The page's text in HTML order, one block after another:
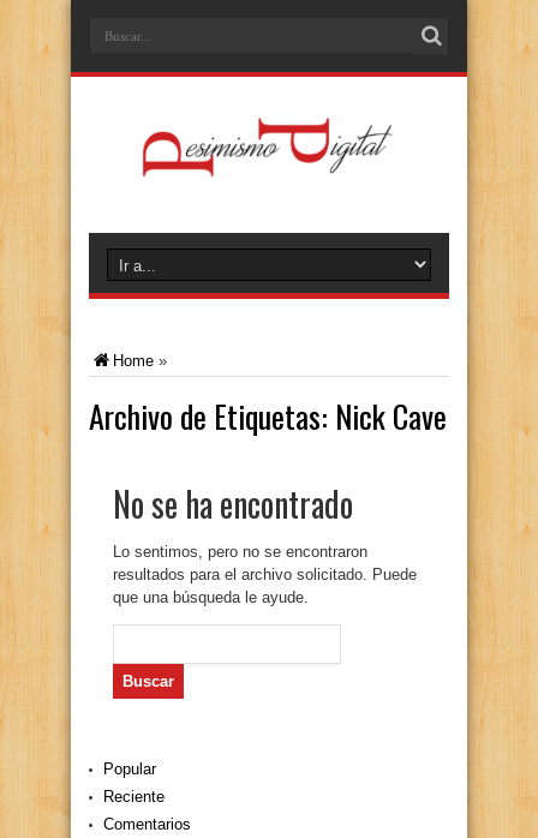
Home »
Archivo de Etiquetas: Nick Cave
No se ha encontrado
Lo sentimos, pero no se encontraron
resultados para el archivo solicitado. Puede
que una búsqueda le ayude.
Popular
Reciente
Comentarios